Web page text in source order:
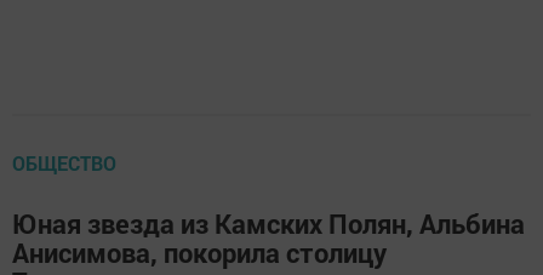
ОБЩЕСТВО
Юная звезда из Камских Полян, Альбина
Анисимова, покорила столицу